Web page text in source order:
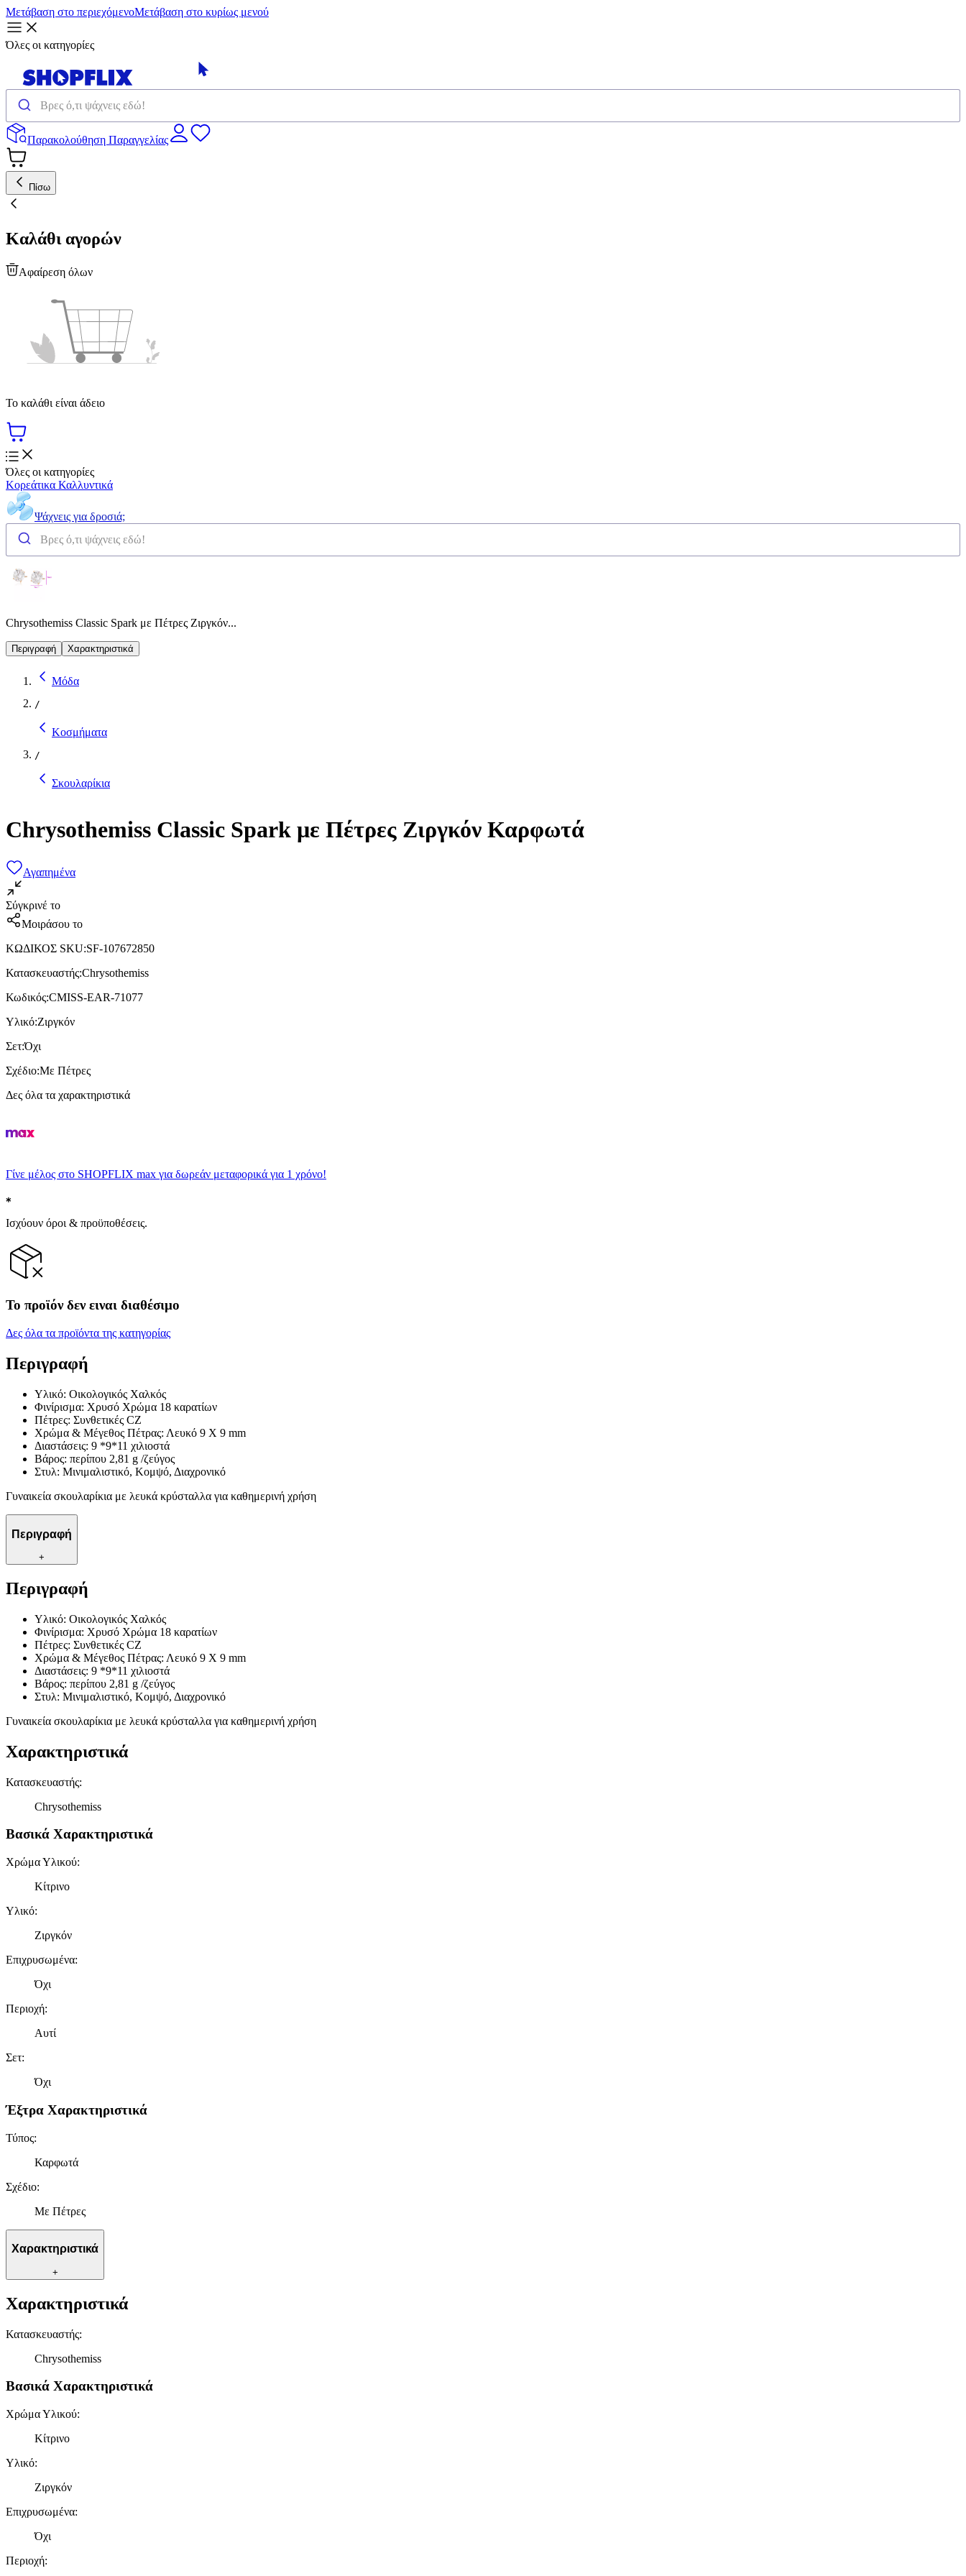
Μετάβαση στο περιεχόμενοΜετάβαση στο κυρίως μενού
Όλες οι κατηγορίες
Παρακολούθηση Παραγγελίας
Πίσω
Καλάθι αγορών
Αφαίρεση όλων
Το καλάθι είναι άδειο
Όλες οι κατηγορίες
Κορεάτικα Καλλυντικά
Ψάχνεις για δροσιά;
Chrysothemiss Classic Spark με Πέτρες Ζιργκόν...
Περιγραφή Χαρακτηριστικά
Μόδα
/
Κοσμήματα
/
Σκουλαρίκια
Chrysothemiss Classic Spark με Πέτρες Ζιργκόν Καρφωτά
Αγαπημένα
Σύγκρινέ το
Μοιράσου το
ΚΩΔΙΚΟΣ SKU:SF-107672850
Κατασκευαστής:Chrysothemiss
Κωδικός:CMISS-EAR-71077
Υλικό:Ζιργκόν
Σετ:Όχι
Σχέδιο:Με Πέτρες
Δες όλα τα χαρακτηριστικά
Γίνε μέλος στο SHOPFLIX max για δωρεάν μεταφορικά για 1 χρόνο!
Ισχύουν όροι & προϋποθέσεις.
Το προϊόν δεν ειναι διαθέσιμο
Δες όλα τα προϊόντα της κατηγορίας
Περιγραφή
Υλικό: Οικολογικός Χαλκός
Φινίρισμα: Χρυσό Χρώμα 18 καρατίων
Πέτρες: Συνθετικές CZ
Χρώμα & Μέγεθος Πέτρας: Λευκό 9 X 9 mm
Διαστάσεις: 9 *9*11 χιλιοστά
Βάρος: περίπου 2,81 g /ζεύγος
Στυλ: Μινιμαλιστικό, Κομψό, Διαχρονικό
Γυναικεία σκουλαρίκια με λευκά κρύσταλλα για καθημερινή χρήση
Περιγραφή
+
Περιγραφή
Υλικό: Οικολογικός Χαλκός
Φινίρισμα: Χρυσό Χρώμα 18 καρατίων
Πέτρες: Συνθετικές CZ
Χρώμα & Μέγεθος Πέτρας: Λευκό 9 X 9 mm
Διαστάσεις: 9 *9*11 χιλιοστά
Βάρος: περίπου 2,81 g /ζεύγος
Στυλ: Μινιμαλιστικό, Κομψό, Διαχρονικό
Γυναικεία σκουλαρίκια με λευκά κρύσταλλα για καθημερινή χρήση
Χαρακτηριστικά
Κατασκευαστής:
Chrysothemiss
Βασικά Χαρακτηριστικά
Χρώμα Υλικού:
Κίτρινο
Υλικό:
Ζιργκόν
Επιχρυσωμένα:
Όχι
Περιοχή:
Αυτί
Σετ:
Όχι
Έξτρα Χαρακτηριστικά
Τύπος:
Καρφωτά
Σχέδιο:
Με Πέτρες
Χαρακτηριστικά
+
Χαρακτηριστικά
Κατασκευαστής:
Chrysothemiss
Βασικά Χαρακτηριστικά
Χρώμα Υλικού:
Κίτρινο
Υλικό:
Ζιργκόν
Επιχρυσωμένα:
Όχι
Περιοχή: